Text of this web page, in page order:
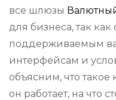
все шлюзы
для бизнеса, так
поддерживаемым
интерфейсам и
объясним, что
он работает, на что